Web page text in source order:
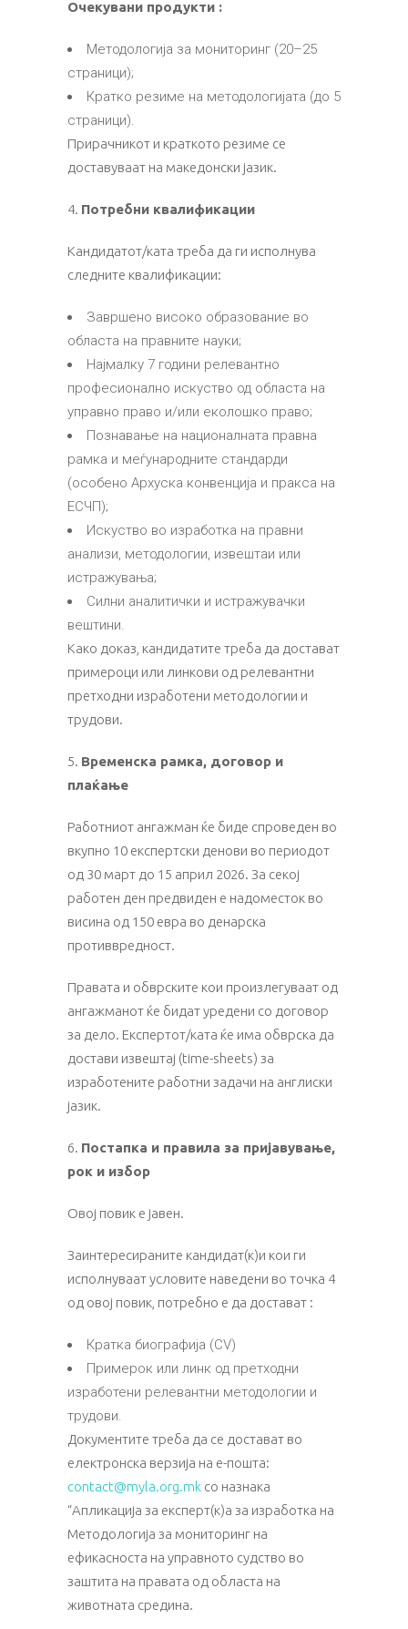
Очекувани продукти :
Методологија за мониторинг (20–25
страници);
Кратко резиме на методологијата (до 5
страници).
Прирачникот и краткото резиме се
доставуваат на македонски јазик.
4. Потребни квалификации
Кандидатот/ката треба да ги исполнува
следните квалификации:
Завршено високо образование во
областа на правните науки;
Најмалку 7 години релевантно
професионално искуство од областа на
управно право и/или еколошко право;
Познавање на националната правна
рамка и меѓународните стандарди
(особено Архуска конвенција и пракса на
ЕСЧП);
Искуство во изработка на правни
анализи, методологии, извештаи или
истражувања;
Силни аналитички и истражувачки
вештини.
Како доказ, кандидатите треба да достават
примероци или линкови од релевантни
претходни изработени методологии и
трудови.
5. Временска рамка, договор и
плаќање
Работниот ангажман ќе биде спроведен во
вкупно 10 експертски денови во периодот
од 30 март до 15 април 2026. За секој
работен ден предвиден е надоместок во
висина од 150 евра во денарска
противвредност.
Правата и обврските кои произлегуваат од
ангажманот ќе бидат уредени со договор
за дело. Експертот/ката ќе има обврска да
достави извештај (time-sheets) за
изработените работни задачи на англиски
јазик.
6. Постапка и правила за пријавување,
рок и избор
Овој повик е јавен.
Заинтересираните кандидат(к)и кои ги
исполнуваат условите наведени во точка 4
од овој повик, потребно е да достават :
Кратка биографија (CV)
Примерок или линк од претходни
изработени релевантни методологии и
трудови.
Документите треба да се достават во
електронска верзија на е-пошта:
contact@myla.org.mk со назнака
“Апликација за експерт(к)а за изработка на
Методологија за мониторинг на
ефикасноста на управното судство во
заштита на правата од областа на
животната средина.